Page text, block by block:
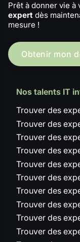
Prêt à donner vie à
expert dès
mesure !
Obtenir mon
Nos talents IT
Trouver des
Trouver des
Trouver des
Trouver des
Trouver des
Trouver des
Trouver des
Trouver des
Trouver des
Trouver des